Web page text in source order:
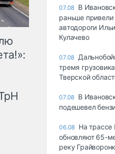
07.08 В
раньше
автодороги
Кулачево
07.08
тремя
Тверской
07.08 В
подешевел
06.08 На трассе
обновляют 65-
реку